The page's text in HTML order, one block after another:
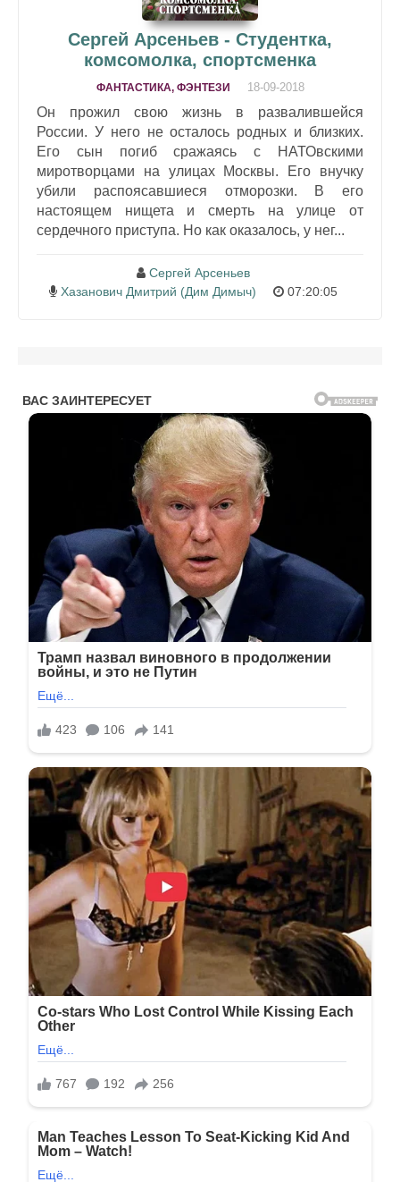
Сергей Арсеньев - Студентка,
комсомолка, спортсменка
ФАНТАСТИКА, ФЭНТЕЗИ 18-09-2018
Он прожил свою жизнь в развалившейся
России. У него не осталось родных и близких.
Его сын погиб сражаясь с НАТОвскими
миротворцами на улицах Москвы. Его внучку
убили распоясавшиеся отморозки. В его
настоящем нищета и смерть на улице от
сердечного приступа. Но как оказалось, у нег...
Сергей Арсеньев
Хазанович Дмитрий (Дим Димыч)
07:20:05